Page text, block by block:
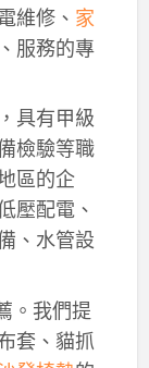
維修、 家
服務的專
具有甲級
檢驗等職
區的企
壓配電、
、水管設
。我們提
套、貓抓